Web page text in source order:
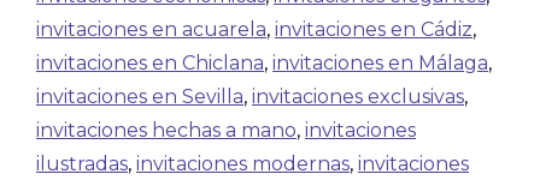
invitaciones en acuarela, invitaciones en Cádiz,
invitaciones en Chiclana, invitaciones en Málaga,
invitaciones en Sevilla, invitaciones exclusivas,
invitaciones hechas a mano, invitaciones
ilustradas, invitaciones modernas, invitaciones